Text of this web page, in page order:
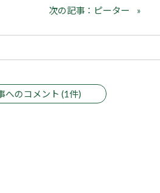
次の記事：ピーター
へのコメント (1件)